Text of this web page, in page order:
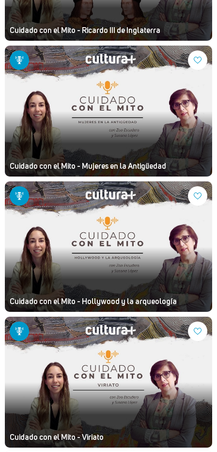
Cuidado con el Mito - Ricardo III de Inglaterra
Cuidado con el Mito - Mujeres en la Antigüedad
Cuidado con el Mito - Hollywood y la arqueología
Cuidado con el Mito - Viriato